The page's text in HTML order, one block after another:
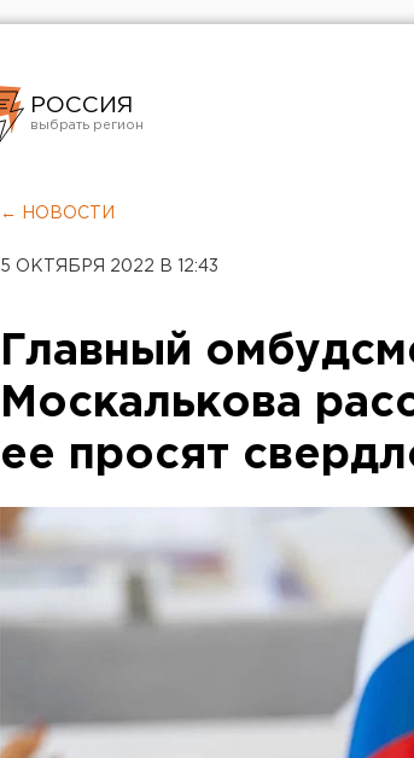
РОССИЯ
Челябинск
← НОВОСТИ
5 ОКТЯБРЯ 2022 В 12:43
Главный
Москалькова
ее просят